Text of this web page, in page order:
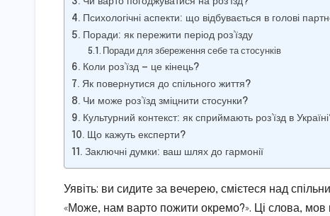
Психологічні аспекти: що відбувається в голові
Поради: як пережити період роз’їзду
Поради для збереження себе та стосунків
Коли роз’їзд — це кінець?
Як повернутися до спільного життя?
Чи може роз’їзд зміцнити стосунки?
Культурний контекст: як сприймають роз’їзд в
Що кажуть експерти?
Заключні думки: ваш шлях до гармонії
Уявіть: ви сидите за вечерею, смієтеся над
«Може, нам варто пожити окремо?». Ці слова, мов